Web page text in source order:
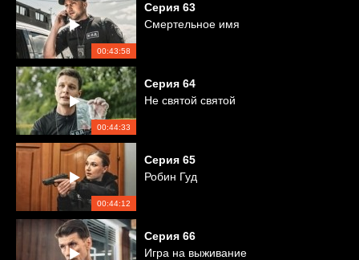
00:43:58
Серия 63
Смертельное имя
00:44:33
Серия 64
Не святой святой
00:44:12
Серия 65
Робин Гуд
Серия 66
Игра на выживание